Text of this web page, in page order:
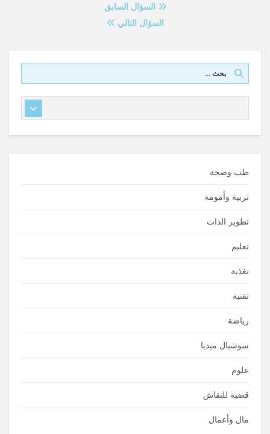
السؤال السابق
السؤال التالي
طب وصحة
تربية وأمومة
تطوير الذات
تعليم
تغذية
تقنية
رياضة
سوشيال ميديا
علوم
قضية للنقاش
مال وأعمال